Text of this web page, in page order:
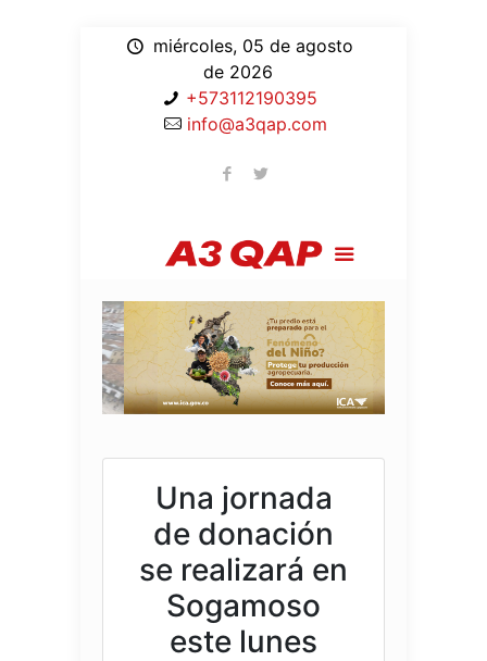
miércoles, 05 de agosto
de 2026
+573112190395
info@a3qap.com
Una jornada
de donación
se realizará en
Sogamoso
este lunes